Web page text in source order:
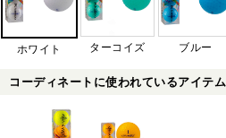
ホワイト ターコイズ ブルー
コーディネートに使われているアイテム